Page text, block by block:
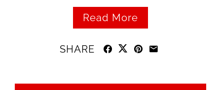
Read More
SHARE